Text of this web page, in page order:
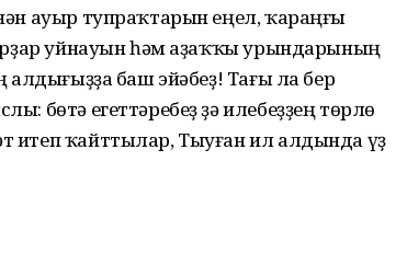
ауыр тупраҡтарын еңел, ҡараңғы
уйнауын һәм аҙаҡҡы урындарының
алдығыҙҙа баш эйәбеҙ! Тағы ла бер
бөтә егеттәребеҙ ҙә илебеҙҙең төрлө
итеп ҡайттылар, Тыуған ил алдында үҙ